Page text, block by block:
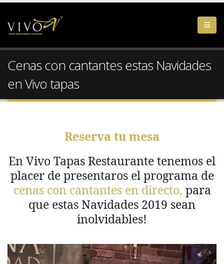
Cenas con cantantes estas Navidades
en Vivo tapas
Reserva tu mesa
En Vivo Tapas Restaurante tenemos el
placer de presentaros el programa de
cenas con cantantes en directo, para
que estas Navidades 2019 sean
inolvidables!